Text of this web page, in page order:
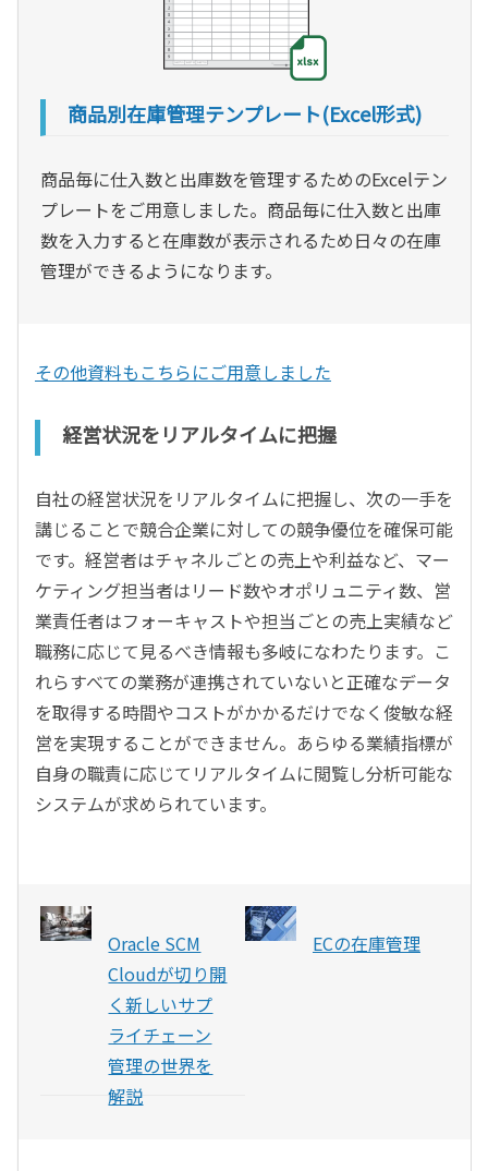
商品別在庫管理テンプレート(Excel形式)
商品毎に仕入数と出庫数を管理するためのExcelテン
プレートをご用意しました。商品毎に仕入数と出庫
数を入力すると在庫数が表示されるため日々の在庫
管理ができるようになります。
その他資料もこちらにご用意しました
経営状況をリアルタイムに把握
自社の経営状況をリアルタイムに把握し、次の一手を
講じることで競合企業に対しての競争優位を確保可能
です。経営者はチャネルごとの売上や利益など、マー
ケティング担当者はリード数やオポリュニティ数、営
業責任者はフォーキャストや担当ごとの売上実績など
職務に応じて見るべき情報も多岐になわたります。こ
れらすべての業務が連携されていないと正確なデータ
を取得する時間やコストがかかるだけでなく俊敏な経
営を実現することができません。あらゆる業績指標が
自身の職責に応じてリアルタイムに閲覧し分析可能な
システムが求められています。
Oracle SCM
Cloudが切り開
く新しいサプ
ライチェーン
管理の世界を
解説
ECの在庫管理